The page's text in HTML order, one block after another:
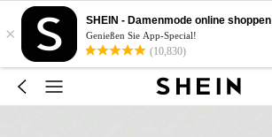
×
SHEIN - Damenmode online shoppen
Genießen Sie App-Special!
(10,830)